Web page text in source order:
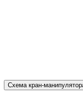
Схема кран-